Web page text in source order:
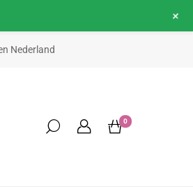
Nederland
0
+